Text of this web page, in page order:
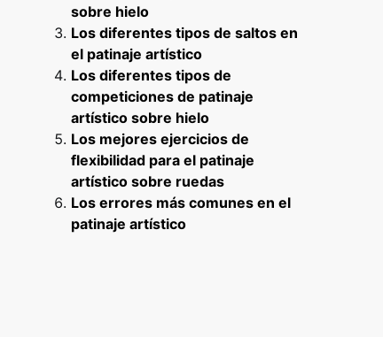
sobre hielo
Los diferentes tipos de saltos en
el patinaje artístico
Los diferentes tipos de
competiciones de patinaje
artístico sobre hielo
Los mejores ejercicios de
flexibilidad para el patinaje
artístico sobre ruedas
Los errores más comunes en el
patinaje artístico